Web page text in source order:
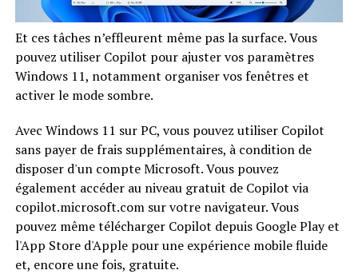
Et ces tâches n’effleurent même pas la surface. Vous
pouvez utiliser Copilot pour ajuster vos paramètres
Windows 11, notamment organiser vos fenêtres et
activer le mode sombre.
Avec Windows 11 sur PC, vous pouvez utiliser Copilot
sans payer de frais supplémentaires, à condition de
disposer d'un compte Microsoft. Vous pouvez
également accéder au niveau gratuit de Copilot via
copilot.microsoft.com sur votre navigateur. Vous
pouvez même télécharger Copilot depuis Google Play et
l'App Store d'Apple pour une expérience mobile fluide
et, encore une fois, gratuite.